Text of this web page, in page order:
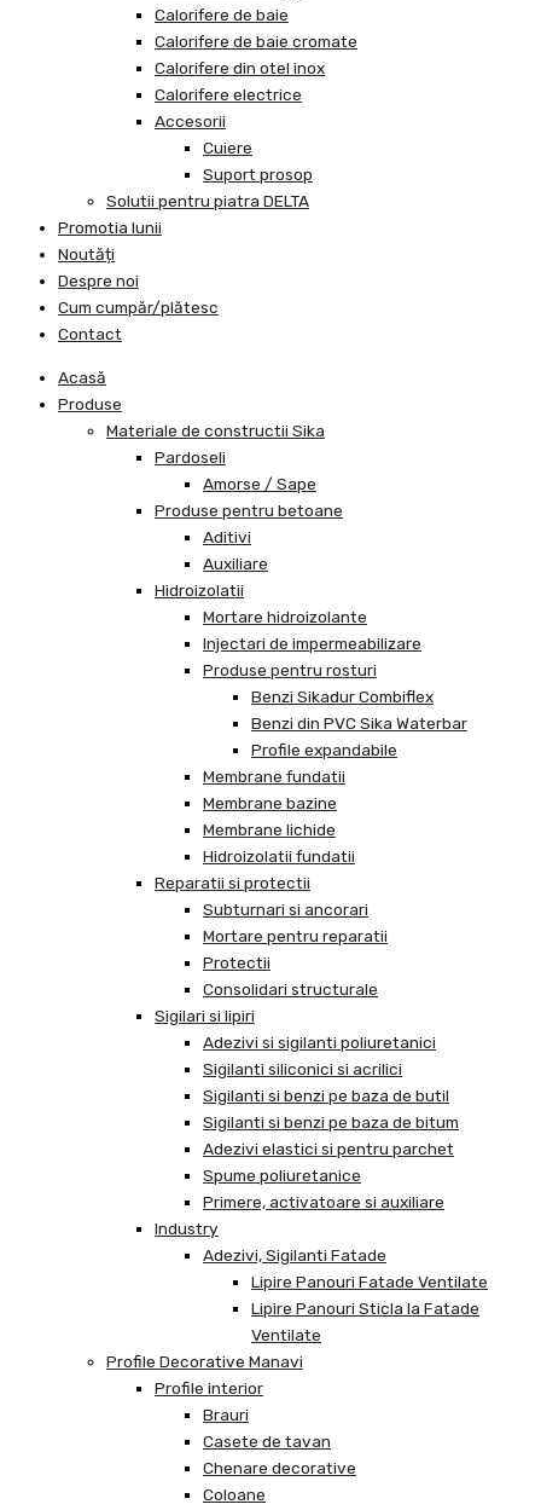
Calorifere de baie
Calorifere de baie cromate
Calorifere din otel inox
Calorifere electrice
Accesorii
Cuiere
Suport prosop
Solutii pentru piatra DELTA
Promotia lunii
Noutăți
Despre noi
Cum cumpăr/plătesc
Contact
Acasă
Produse
Materiale de constructii Sika
Pardoseli
Amorse / Sape
Produse pentru betoane
Aditivi
Auxiliare
Hidroizolatii
Mortare hidroizolante
Injectari de impermeabilizare
Produse pentru rosturi
Benzi Sikadur Combiflex
Benzi din PVC Sika Waterbar
Profile expandabile
Membrane fundatii
Membrane bazine
Membrane lichide
Hidroizolatii fundatii
Reparatii si protectii
Subturnari si ancorari
Mortare pentru reparatii
Protectii
Consolidari structurale
Sigilari si lipiri
Adezivi si sigilanti poliuretanici
Sigilanti siliconici si acrilici
Sigilanti si benzi pe baza de butil
Sigilanti si benzi pe baza de bitum
Adezivi elastici si pentru parchet
Spume poliuretanice
Primere, activatoare si auxiliare
Industry
Adezivi, Sigilanti Fatade
Lipire Panouri Fatade Ventilate
Lipire Panouri Sticla la Fatade
Ventilate
Profile Decorative Manavi
Profile interior
Brauri
Casete de tavan
Chenare decorative
Coloane